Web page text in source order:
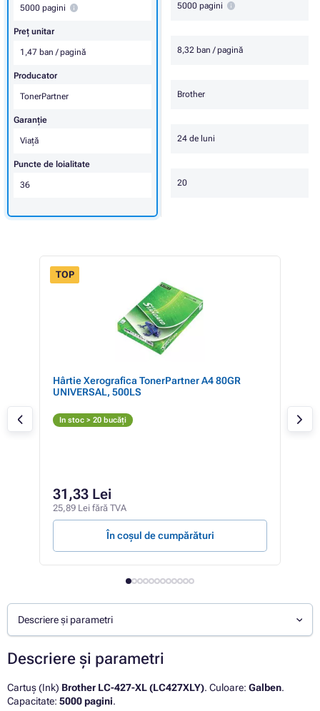
5000 pagini
8,32 ban / pagină
Brother
24 de luni
20
5000 pagini
Preț unitar
1,47 ban / pagină
Producator
TonerPartner
Garanţie
Viaţă
Puncte de loialitate
36
TOP
Hârtie Xerografica TonerPartner A4 80GR
UNIVERSAL, 500LS
In stoc > 20 bucăți
31,33 Lei
25,89 Lei fără TVA
În coșul de cumpărături
Descriere și parametri
Descriere și parametri
Cartuș (Ink) Brother LC-427-XL (LC427XLY). Culoare: Galben.
Capacitate: 5000 pagini.